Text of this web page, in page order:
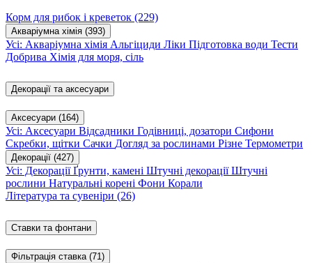
Корм для рибок і креветок (229)
Акваріумна хімія (393)
Усі: Акваріумна хімія Альгіциди Ліки Підготовка води Тести
Добрива Хімія для моря, сіль
Декорації та аксесуари
Аксесуари (164)
Усі: Аксесуари Відсадники Годівниці, дозатори Сифони
Скребки, щітки Сачки Догляд за рослинами Різне Термометри
Декорації (427)
Усі: ДекораціїҐрунти, камені Штучні декораціїШтучні
рослини Натуральні корені Фони Корали
Література та сувеніри (26)
Ставки та фонтани
Фільтрація ставка (71)